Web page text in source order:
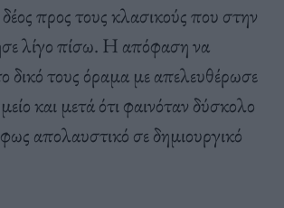
προς τους κλασικούς που στην
λίγο πίσω. Η απόφαση να
δικό τους όραμα με απελευθέρωσε
και μετά ότι φαινόταν δύσκολο
απολαυστικό σε δημιουργικό